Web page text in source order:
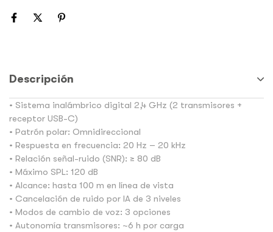
Descripción
• Sistema inalámbrico digital 2,4 GHz (2 transmisores +
receptor USB-C)
• Patrón polar: Omnidireccional
• Respuesta en frecuencia: 20 Hz – 20 kHz
• Relación señal-ruido (SNR): ≥ 80 dB
• Máximo SPL: 120 dB
• Alcance: hasta 100 m en línea de vista
• Cancelación de ruido por IA de 3 niveles
• Modos de cambio de voz: 3 opciones
• Autonomía transmisores: ~6 h por carga